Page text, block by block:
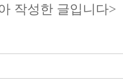
작성한 글입니다>